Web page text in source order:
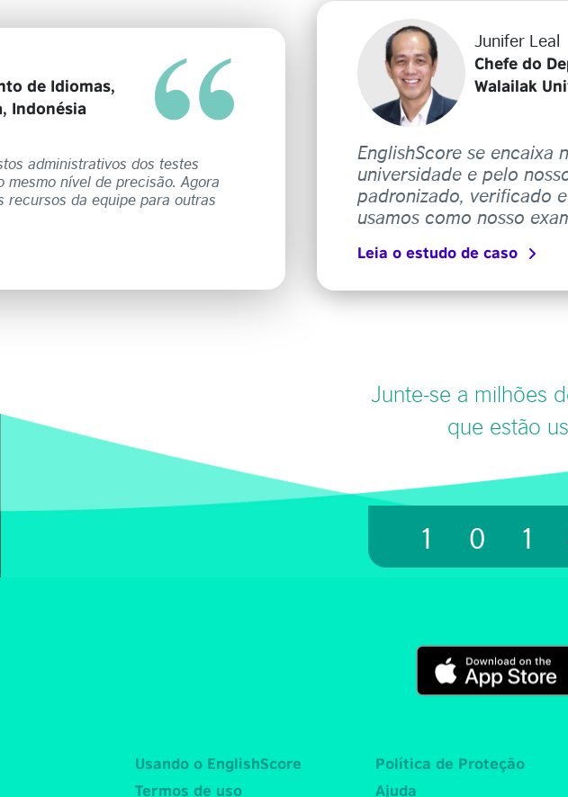
de Idiomas,
Indonésia
administrativos dos testes
nível de precisão. Agora
recursos da equipe para outras
Junifer Leal
Chefe do
Walailak
EnglishScore se
universidade e pelo
padronizado, verificado
usamos como nosso
Leia o estudo de caso
Junte-se a milhões
que estão
Usando o EnglishScore
Termos de uso
Política de Proteção
Ajuda